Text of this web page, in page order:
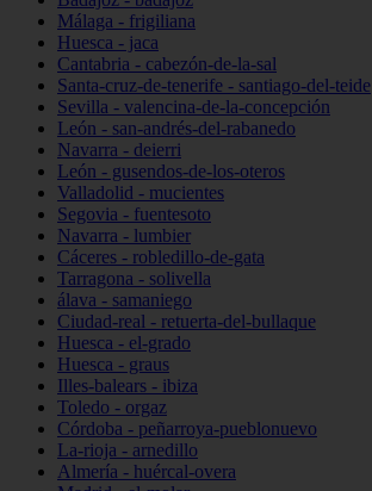
Málaga - frigiliana
Huesca - jaca
Cantabria - cabezón-de-la-sal
Santa-cruz-de-tenerife - santiago-del-teide
Sevilla - valencina-de-la-concepción
León - san-andrés-del-rabanedo
Navarra - deierri
León - gusendos-de-los-oteros
Valladolid - mucientes
Segovia - fuentesoto
Navarra - lumbier
Cáceres - robledillo-de-gata
Tarragona - solivella
álava - samaniego
Ciudad-real - retuerta-del-bullaque
Huesca - el-grado
Huesca - graus
Illes-balears - ibiza
Toledo - orgaz
Córdoba - peñarroya-pueblonuevo
La-rioja - arnedillo
Almería - huércal-overa